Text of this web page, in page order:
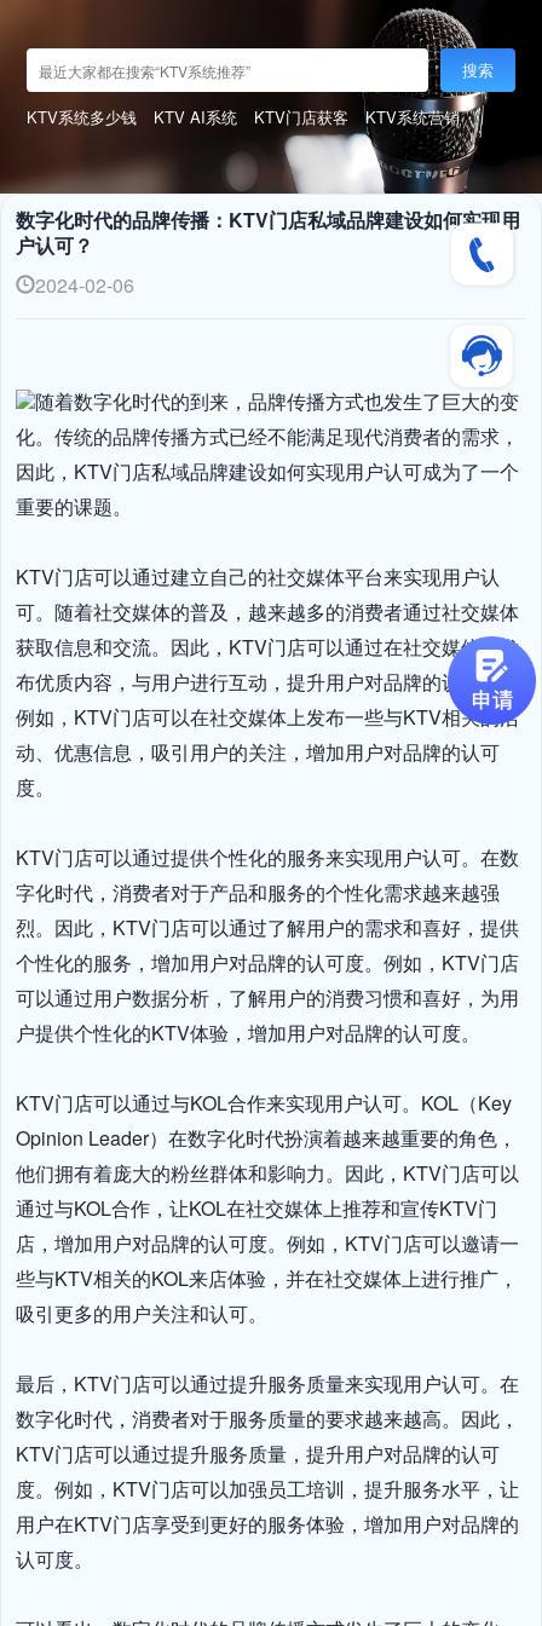
搜索
KTV系统多少钱 KTV AI系统 KTV门店获客 KTV系统营销
数字化时代的品牌传播：KTV门店私域品牌建设如何实现用
户认可？
2024-02-06
随着数字化时代的到来，品牌传播方式也发生了巨大的变
化。传统的品牌传播方式已经不能满足现代消费者的需求，
因此，KTV门店私域品牌建设如何实现用户认可成为了一个
重要的课题。
KTV门店可以通过建立自己的社交媒体平台来实现用户认
可。随着社交媒体的普及，越来越多的消费者通过社交媒体
获取信息和交流。因此，KTV门店可以通过在社交媒体上发
布优质内容，与用户进行互动，提升用户对品牌的认可度。
例如，KTV门店可以在社交媒体上发布一些与KTV相关的活
动、优惠信息，吸引用户的关注，增加用户对品牌的认可
度。
KTV门店可以通过提供个性化的服务来实现用户认可。在数
字化时代，消费者对于产品和服务的个性化需求越来越强
烈。因此，KTV门店可以通过了解用户的需求和喜好，提供
个性化的服务，增加用户对品牌的认可度。例如，KTV门店
可以通过用户数据分析，了解用户的消费习惯和喜好，为用
户提供个性化的KTV体验，增加用户对品牌的认可度。
KTV门店可以通过与KOL合作来实现用户认可。KOL（Key
Opinion Leader）在数字化时代扮演着越来越重要的角色，
他们拥有着庞大的粉丝群体和影响力。因此，KTV门店可以
通过与KOL合作，让KOL在社交媒体上推荐和宣传KTV门
店，增加用户对品牌的认可度。例如，KTV门店可以邀请一
些与KTV相关的KOL来店体验，并在社交媒体上进行推广，
吸引更多的用户关注和认可。
最后，KTV门店可以通过提升服务质量来实现用户认可。在
数字化时代，消费者对于服务质量的要求越来越高。因此，
KTV门店可以通过提升服务质量，提升用户对品牌的认可
度。例如，KTV门店可以加强员工培训，提升服务水平，让
用户在KTV门店享受到更好的服务体验，增加用户对品牌的
认可度。